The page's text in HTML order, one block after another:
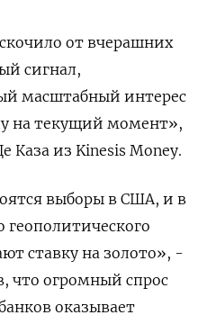
от вчерашних
сигнал,
масштабный интерес
на текущий момент»,
Каза из Kinesis Money.
выборы в США, и в
геополитического
ставку на золото», -
что огромный спрос
оказывает